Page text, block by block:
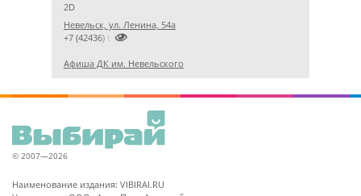
2D
Невельск, ул. Ленина, 54а

+7 (42436) 60833
Афиша ДК им. Невельского
© 2007—2026
Наименование издания: VIBIRAI.RU